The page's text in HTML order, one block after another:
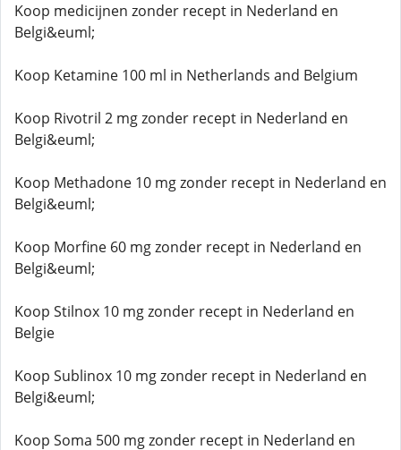
Koop medicijnen zonder recept in Nederland en
Belgi&euml;
Koop Ketamine 100 ml in Netherlands and Belgium
Koop Rivotril 2 mg zonder recept in Nederland en
Belgi&euml;
Koop Methadone 10 mg zonder recept in Nederland en
Belgi&euml;
Koop Morfine 60 mg zonder recept in Nederland en
Belgi&euml;
Koop Stilnox 10 mg zonder recept in Nederland en
Belgie
Koop Sublinox 10 mg zonder recept in Nederland en
Belgi&euml;
Koop Soma 500 mg zonder recept in Nederland en